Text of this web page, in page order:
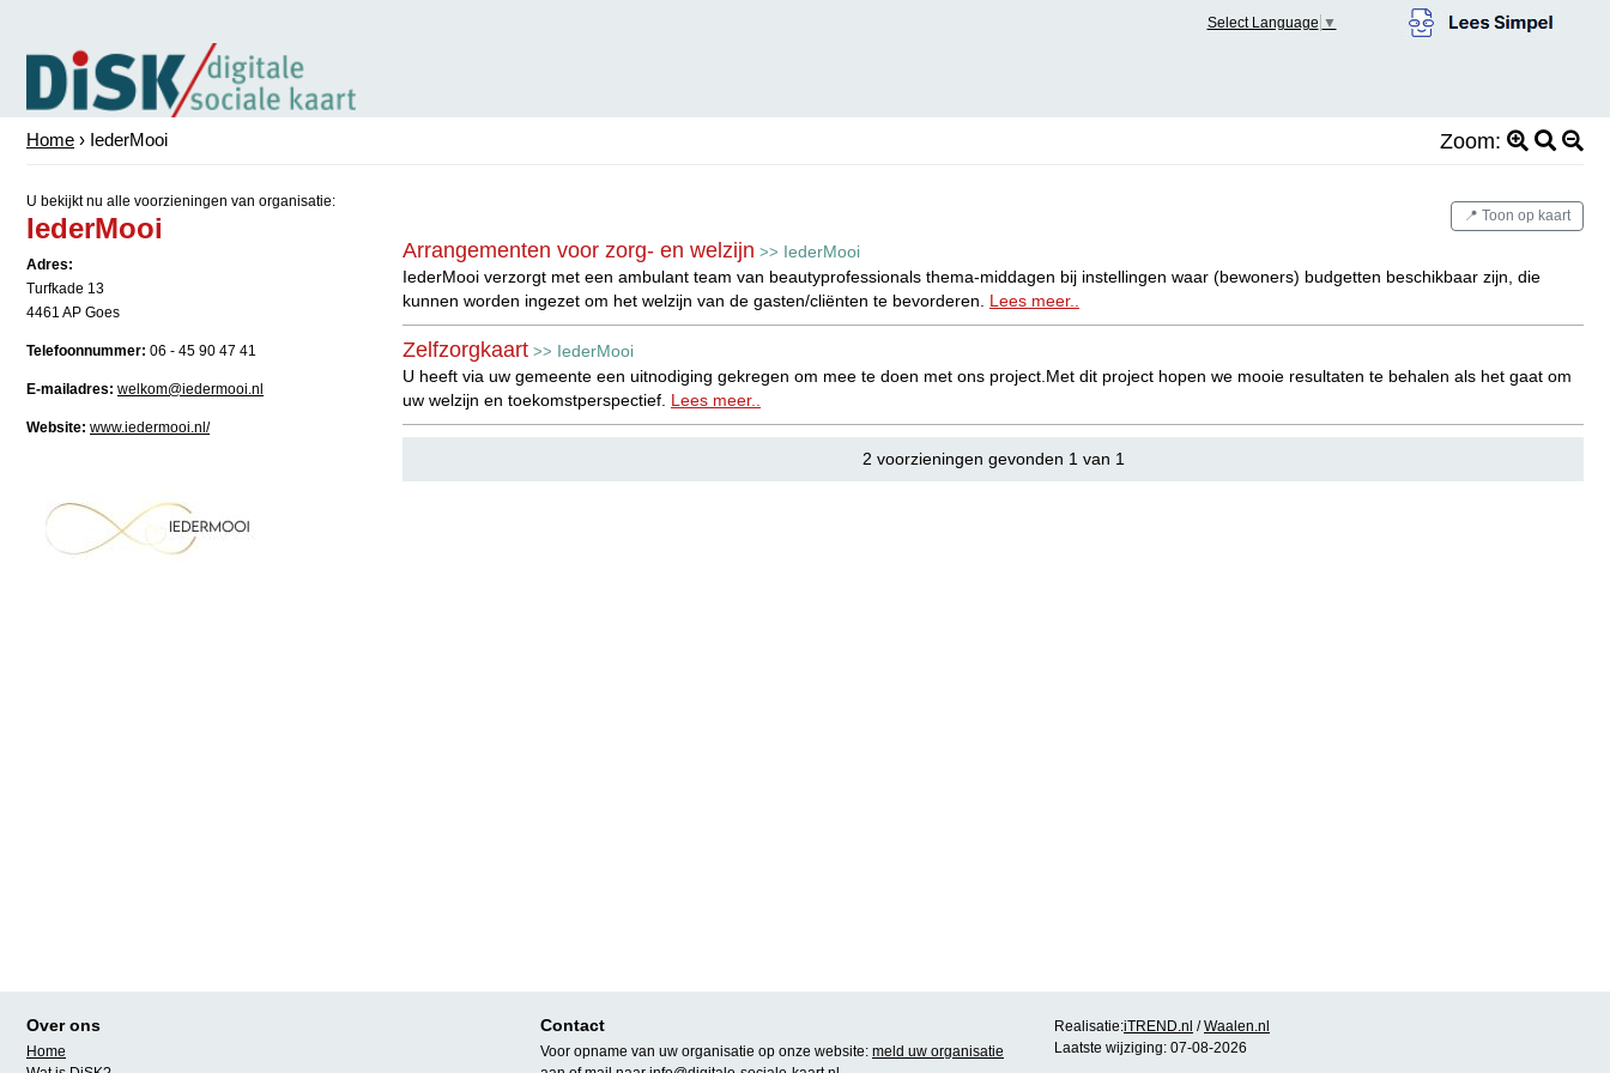
Select Language ▼
Home › IederMooi Zoom:
U bekijkt nu alle voorzieningen van organisatie:
IederMooi
Adres:
Turfkade 13
4461 AP Goes
Telefoonnummer: 06 - 45 90 47 41
E-mailadres: welkom@iedermooi.nl
Website: www.iedermooi.nl/
📍 Toon op kaart
Arrangementen voor zorg- en welzijn >> IederMooi
IederMooi verzorgt met een ambulant team van beautyprofessionals thema-middagen bij instellingen waar (bewoners) budgetten beschikbaar zijn, die
kunnen worden ingezet om het welzijn van de gasten/cliënten te bevorderen. Lees meer..
Zelfzorgkaart >> IederMooi
U heeft via uw gemeente een uitnodiging gekregen om mee te doen met ons project.Met dit project hopen we mooie resultaten te behalen als het gaat om
uw welzijn en toekomstperspectief. Lees meer..
2 voorzieningen gevonden 1 van 1
Over ons
Home
Contact
Voor opname van uw organisatie op onze website: meld uw organisatie
Realisatie:iTREND.nl /Waalen.nl
Laatste wijziging: 07-08-2026